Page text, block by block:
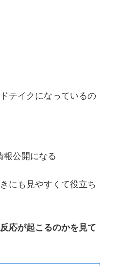
テイクになっているの
報公開になる
にも見やすくて役立ち
応が起こるのかを見て